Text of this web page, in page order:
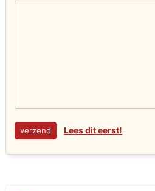
Lees dit eerst!